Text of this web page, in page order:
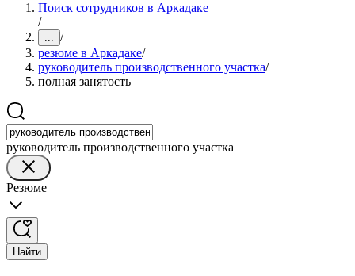
Поиск сотрудников в Аркадаке
/
... /
резюме в Аркадаке/
руководитель производственного участка/
полная занятость
руководитель производственного участка
Резюме
Найти